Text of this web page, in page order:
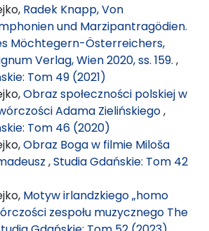
Radek Knapp, Von
und Marzipantragödien.
Möchtegern-Österreichers,
Verlag, Wien 2020, ss. 159. ,
Tom 49 (2021)
Obraz społeczności polskiej w
Adama Zielińskiego,
Tom 46 (2020)
Obraz Boga w filmie Miloša
,Studia Gdańskie: Tom 42
Motyw irlandzkiego „homo
zespołu muzycznego The